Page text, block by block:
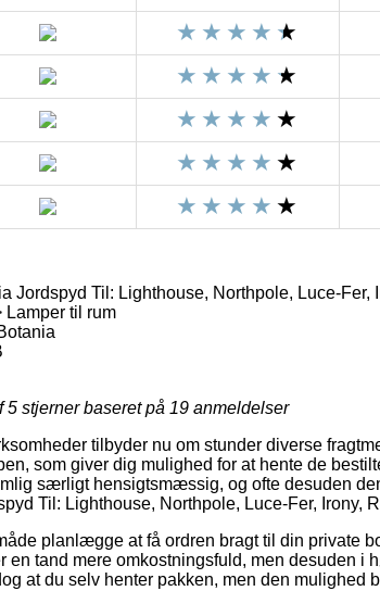
Jordspyd Til: Lighthouse, Northpole, Luce-Fer,
Lamper til rum
5 stjerner baseret på 19 anmeldelser
tilbyder nu om stunder diverse
som giver dig mulighed for at hente de
særligt hensigtsmæssig, og ofte desuden
Til: Lighthouse, Northpole, Luce-Fer, Irony,
planlægge at få ordren bragt til din private
en tand mere omkostningsfuld, men desuden i
at du selv henter pakken, men den mulighed